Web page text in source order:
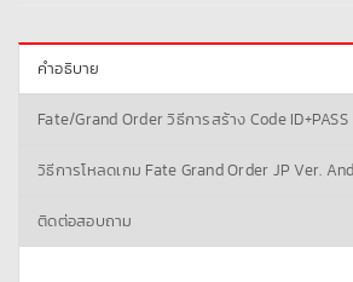
คำอธิบาย
Fate/Grand Order วิธีการสร้าง Code ID+PASS
วิธีการโหลดเกม Fate Grand Order JP Ver.
ติดต่อสอบถาม